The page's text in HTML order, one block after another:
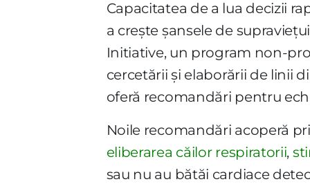
Capacitatea de a lua decizii
a crește șansele de
Initiative, un program non-
cercetării și elaborării de linii
oferă recomandări pentru
Noile recomandări acoperă
eliberarea căilor respiratorii,
sau nu au bătăi cardiace